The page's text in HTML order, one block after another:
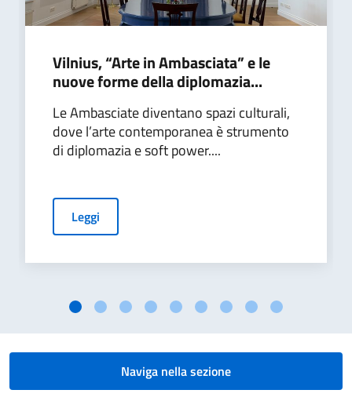
Vilnius, “Arte in Ambasciata” e le
nuove forme della diplomazia...
Le Ambasciate diventano spazi culturali,
dove l’arte contemporanea è strumento
di diplomazia e soft power....
Leggi
Naviga nella sezione